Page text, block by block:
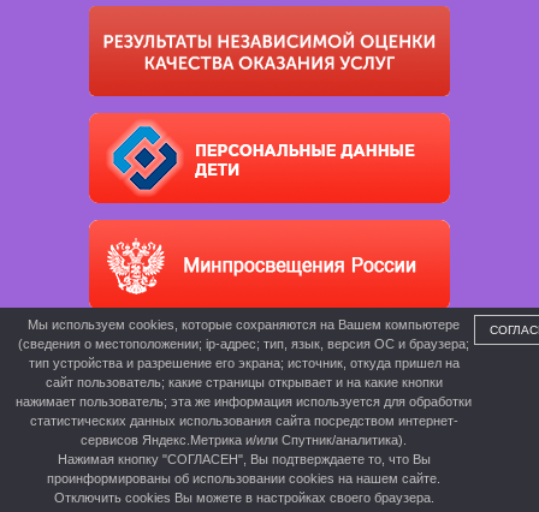
Мы используем cookies, которые сохраняются на Вашем компьютере
(сведения о местоположении; ip-адрес; тип, язык, версия ОС и браузера;
тип устройства и разрешение его экрана; источник, откуда пришел на
сайт пользователь; какие страницы открывает и на какие кнопки
нажимает пользователь; эта же информация используется для обработки
статистических данных использования сайта посредством интернет-
сервисов Яндекс.Метрика и/или Спутник/аналитика).
Нажимая кнопку "СОГЛАСЕН", Вы подтверждаете то, что Вы
проинформированы об использовании cookies на нашем сайте.
Отключить cookies Вы можете в настройках своего браузера.